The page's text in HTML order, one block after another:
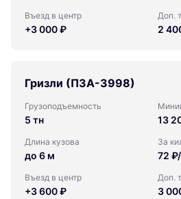
Въезд в центр
+3 000 ₽
Доп.
2
Гризли (ПЗА-3998)
Грузоподъемность
5 тн 13
Длина кузова
до 6 м
За
72
Въезд в центр
+3 600 ₽
Доп.
3